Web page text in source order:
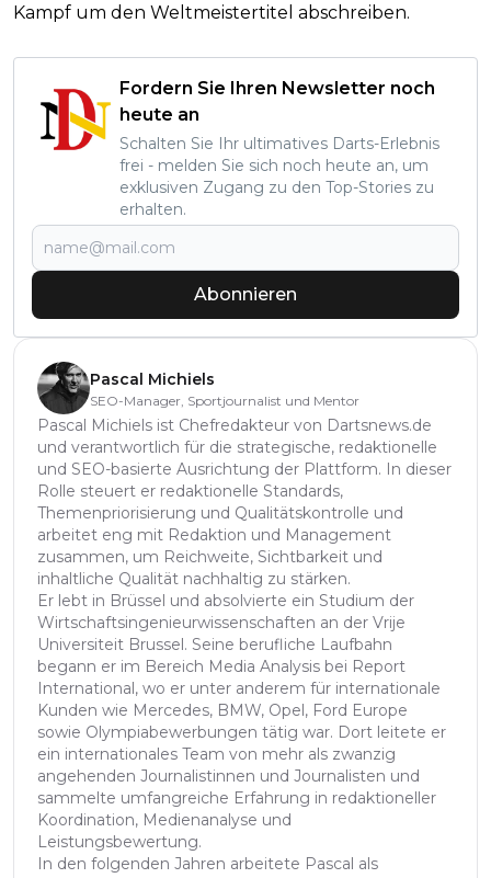
Kampf um den Weltmeistertitel abschreiben.
Fordern Sie Ihren Newsletter noch
heute an
Schalten Sie Ihr ultimatives Darts-Erlebnis
frei - melden Sie sich noch heute an, um
exklusiven Zugang zu den Top-Stories zu
erhalten.
Abonnieren
Pascal Michiels
SEO-Manager, Sportjournalist und Mentor
Pascal Michiels ist Chefredakteur von Dartsnews.de
und verantwortlich für die strategische, redaktionelle
und SEO-basierte Ausrichtung der Plattform. In dieser
Rolle steuert er redaktionelle Standards,
Themenpriorisierung und Qualitätskontrolle und
arbeitet eng mit Redaktion und Management
zusammen, um Reichweite, Sichtbarkeit und
inhaltliche Qualität nachhaltig zu stärken.
Er lebt in Brüssel und absolvierte ein Studium der
Wirtschaftsingenieurwissenschaften an der Vrije
Universiteit Brussel. Seine berufliche Laufbahn
begann er im Bereich Media Analysis bei Report
International, wo er unter anderem für internationale
Kunden wie Mercedes, BMW, Opel, Ford Europe
sowie Olympiabewerbungen tätig war. Dort leitete er
ein internationales Team von mehr als zwanzig
angehenden Journalistinnen und Journalisten und
sammelte umfangreiche Erfahrung in redaktioneller
Koordination, Medienanalyse und
Leistungsbewertung.
In den folgenden Jahren arbeitete Pascal als